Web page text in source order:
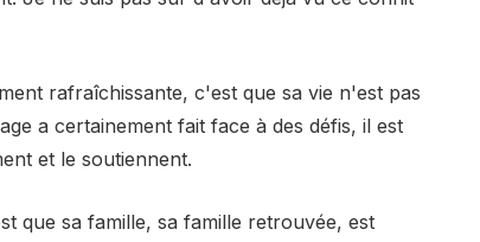
rafraîchissante, c'est que sa vie n'est pas
a certainement fait face à des défis, il est
et le soutiennent.
que sa famille, sa famille retrouvée, est